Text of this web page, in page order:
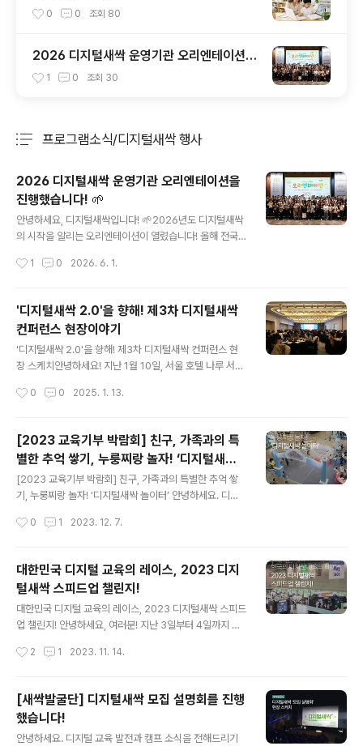
0 0 조회 80
2026 디지털새싹 운영기관 오리엔테이션을
진행했습니다! 🌱
1 0 조회 30
프로그램소식/디지털새싹 행사
2026 디지털새싹 운영기관 오리엔테이션을
진행했습니다! 🌱
안녕하세요, 디지털새싹입니다! 🌱2026년도 디지털새싹
의 시작을 알리는 오리엔테이션이 열렸습니다! 올해 전국
디지털새싹이 어떻게 하면 더 잘 운영되고, 전국 학생들에
나눈 자리였는데요. 참석하신 운영기관 관계자분들께서도
새로운 한 해를 시작하는 설렘과 각오로 🌟자리를 빛내주
셨답니다!🌟🐣 올해 디지털새싹, 이렇게 달라졌어요! (◕‿
◕✿)프로그램 신청, 5월 26일부터 시작됩니다.드디어 20
26년 디지털새싹 프로그램 신청이 5월 26일부터 본격적
과 프로그램에 꼭 맞는 교육 현장으로 학생들이 찾아가는
1 0 2026. 6. 1.
'디지털새싹 2.0'을 향해! 제3차 디지털새싹
컨퍼런스 현장이야기
'디지털새싹 2.0'을 향해! 제3차 디지털새싹 컨퍼런스 현
장 스케치안녕하세요! 지난 1월 10일, 서울 호텔 나루 서
소식을 전해드립니다. 이번 컨퍼런스에서는 디지털새싹의
이루어졌는데요. 그 현장의 이야기를 생생하게 전해드리겠
습니다. 디지털새싹, 어떤 프로그램인가요? 혹시 디지털새
싹을 처음 들어보시는 분들을 위해 간단히 소개해드릴게
요. 디지털새싹은 교육부, 17개 시도교육청, 한국과학창의
재단이 함께하는 교육 프로그램입니다. 2022년 겨울방학
겁게 체험하고 배울 수 있는 기회를 제공하고 있죠. 놀라운
0 0 2025. 1. 13.
[2023 교육기부 박람회] 친구, 가족과의 특
별한 추억 쌓기, 누룽찌랑 놀자! ‘디지털새싹
놀이터’
[2023 교육기부 박람회] 친구, 가족과의 특별한 추억 쌓
기, 누룽찌랑 놀자! ‘디지털새싹 놀이터’ 안녕하세요. 디지
킨텍스에서 펼쳐진 2023년 늘봄학교‧교육기부 박람회에
양대학교 에리카와 맘이랜서에서 준비한 다양한 체험 프로
그램이 있었습니다. 먼저, 한양대학교 에리카에서 준비한
2가지 프로그램부터 살펴볼까요? Chat GPT로 만드는
‘다이노게임’은 참가자분들이 직접 게임기를 조립해보고 C
이었습니다. AI 노바로 즐기는 가족 릴레이는 AI 노바라는
0 1 2023. 12. 7.
대한민국 디지털 교육의 레이스, 2023 디지
털새싹 스피드업 챌린지!
대한민국 디지털 교육의 레이스, 2023 디지털새싹 스피드
업 챌린지! 안녕하세요, 여러분! 지난 3일부터 4일까지 일
시나요? 이 행사에서 대한민국 디지털 교육의 중요성을 알
드업 챌린지)'라는 이름으로 디지털새싹도 참여했습니다.
스피드업 챌린지는 레이싱 컨셉으로 진행되었는데요! 디지
털새싹 캠프를 운영하는 10개의 기관이 참여하여 흥미로
운 소프트웨어와 인공지능 체험을 제공했습니다. 감정(eM
2 1 2023. 11. 14.
[새싹발굴단] 디지털새싹 모집 설명회를 진행
했습니다!
안녕하세요. 디지털 교육 발전과 캠프 소식을 전해드리기